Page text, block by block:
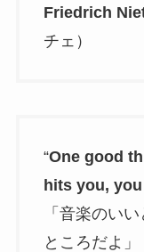
Friedrich
チェ）
“One good
hits you,
「音楽のい
ところだよ」